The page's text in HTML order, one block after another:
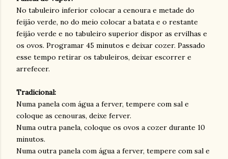
No tabuleiro inferior colocar a cenoura e metade do
feijão verde, no do meio colocar a batata e o restante
feijão verde e no tabuleiro superior dispor as ervilhas e
os ovos. Programar 45 minutos e deixar cozer. Passado
esse tempo retirar os tabuleiros, deixar escorrer e
arrefecer.
Tradicional:
Numa panela com água a ferver, tempere com sal e
coloque as cenouras, deixe ferver.
Numa outra panela, coloque os ovos a cozer durante 10
minutos.
Numa outra panela com água a ferver, tempere com sal e